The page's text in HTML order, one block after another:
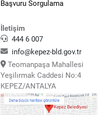
Başvuru Sorgulama
İletişim
444 6 007
info@kepez-bld.gov.tr
Teomanpaşa Mahallesi
Yeşilırmak Caddesi No:4
KEPEZ/ANTALYA